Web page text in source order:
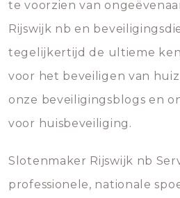
te voorzien van
Rijswijk nb en
tegelijkertijd de ultieme
voor het beveiligen van
onze beveiligingsblogs en
voor huisbeveiliging.
Slotenmaker Rijswijk nb
professionele, nationale